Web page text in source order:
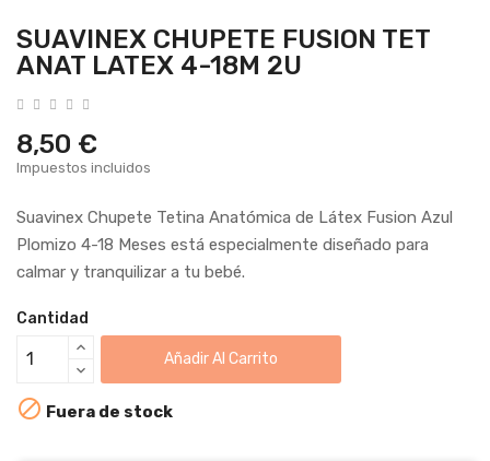
SUAVINEX CHUPETE FUSION TET
ANAT LATEX 4-18M 2U
8,50 €
Impuestos incluidos
Suavinex Chupete Tetina Anatómica de Látex Fusion Azul
Plomizo 4-18 Meses está especialmente diseñado para
calmar y tranquilizar a tu bebé.
Cantidad
Añadir Al Carrito
 Fuera de stock